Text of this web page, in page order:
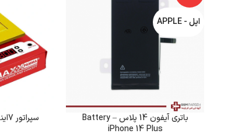
اپل - APPLE
باتری آیفون 14 پلاس – Battery
iPhone 14 Plus